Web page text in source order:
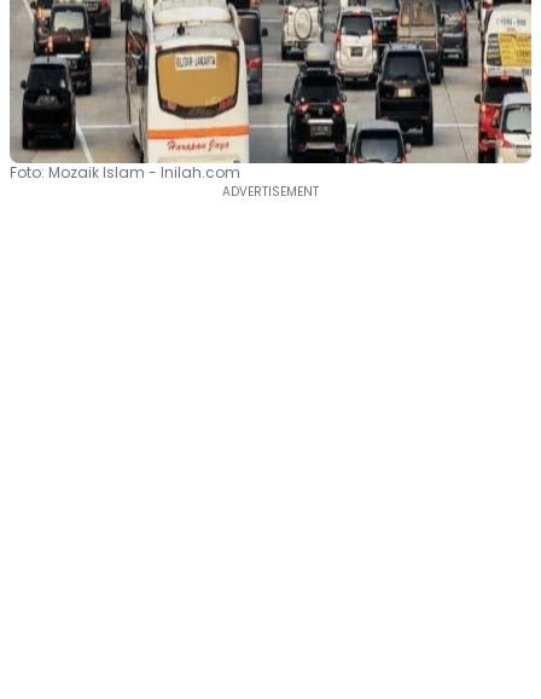
Foto: Mozaik Islam - Inilah.com